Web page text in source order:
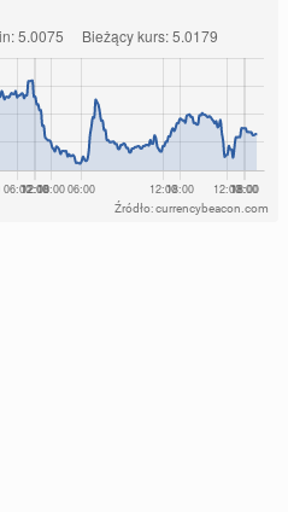
Źródło: currencybeacon.com